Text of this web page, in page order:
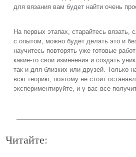
для вязания вам будет найти очень
На первых этапах, старайтесь
с опытом, можно будет делать это и
научитесь повторять уже готовые
какие-то свои изменения и создать
так и для близких или друзей. Только
всю теорию, поэтому не стоит
экспериментируйте, и у вас все
Читайте: